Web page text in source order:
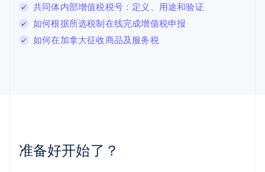
共同体内部增值税税号：定义、用途和验证
如何根据所选税制在线完成增值税申报
如何在加拿大征收商品及服务税
准备好开始了？
DeutschEnglish
卢森堡
FrançaisDeutschEnglish
罗马尼亚
墨西哥
EspañolEnglish